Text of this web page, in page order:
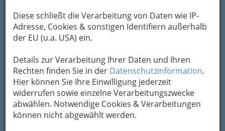
Diese schließt die Verarbeitung von Daten wie IP-
Adresse, Cookies & sonstigen Identifiern außerhalb
der EU (u.a. USA) ein.
Details zur Verarbeitung Ihrer Daten und Ihren
Rechten finden Sie in der Datenschutzinformation.
Hier können Sie Ihre Einwilligung jederzeit
widerrufen sowie einzelne Verarbeitungszwecke
abwählen. Notwendige Cookies & Verarbeitungen
können nicht abgewählt werden.
Karte anzeigen